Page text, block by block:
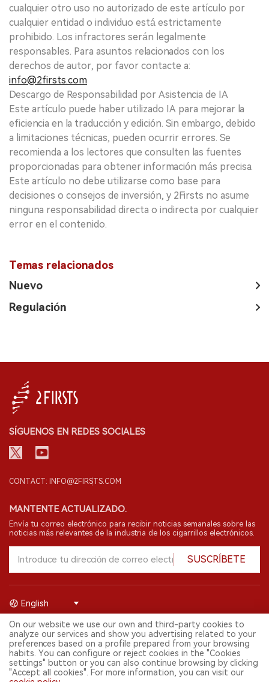
cualquier otro uso no autorizado de este artículo por
cualquier entidad o individuo está estrictamente
prohibido. Los infractores serán legalmente
responsables. Para asuntos relacionados con los
derechos de autor, por favor contacte a:
info@2firsts.com
Descargo de Responsabilidad por Asistencia de IA
Este artículo puede haber utilizado IA para mejorar la
eficiencia en la traducción y edición. Sin embargo, debido
a limitaciones técnicas, pueden ocurrir errores. Se
recomienda a los lectores que consulten las fuentes
proporcionadas para obtener información más precisa.
Este artículo no debe utilizarse como base para
decisiones o consejos de inversión, y 2Firsts no asume
ninguna responsabilidad directa o indirecta por cualquier
error en el contenido.
Temas relacionados
Nuevo
Regulación
SÍGUENOS EN REDES SOCIALES
CONTACT: INFO@2FIRSTS.COM
MANTENTE ACTUALIZADO.
Envía tu correo electrónico para recibir noticias semanales sobre las
noticias más relevantes de la industria de los cigarrillos electrónicos.
SUSCRÍBETE
© 2026 Shenzhen 2FIRSTS Technology Co.,Ltd. Todos los derechos
reservados.
2FIRSTS solo es accesible para profesionales de la industria,
investigadores, medios y otros profesionales. El acceso por menores
está prohibido.
Este sitio web presta servicios a usuarios fuera del territorio chino
English
On our website we use our own and third-party cookies to
analyze our services and show you advertising related to your
preferences based on a profile prepared from your browsing
habits. You can configure or reject cookies in the "Cookies
settings" button or you can also continue browsing by clicking
"Accept all cookies". For more information, you can visit our